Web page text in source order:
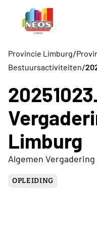
Provincie Limburg/
Bestuursactiviteiten/
Limburg
Algemen
OPLEIDING